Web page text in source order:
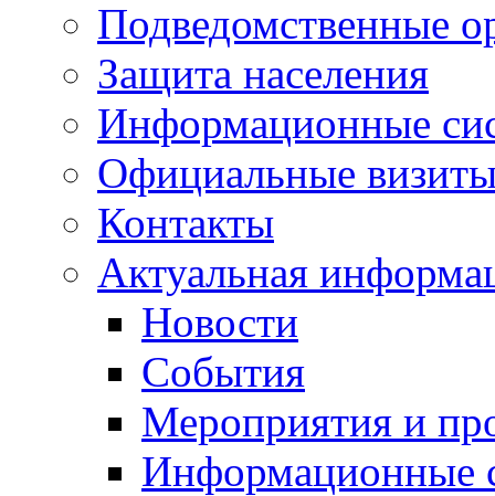
Подведомственные
Защита населения
Информационные
Официальные
Контакты
Актуальная
Новости
События
Мероприятия и
Информационные